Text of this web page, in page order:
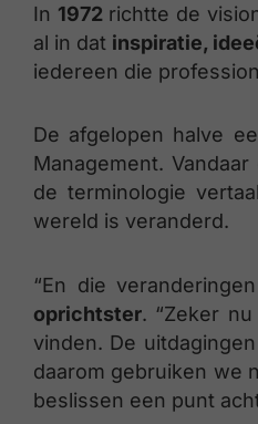
In 1972 richtte de
al in dat inspiratie,
iedereen die
De afgelopen halve
Management.
de terminologie
wereld is veranderd.
“En die
oprichtster. “Zeker
vinden. De
daarom gebruiken we
beslissen een punt